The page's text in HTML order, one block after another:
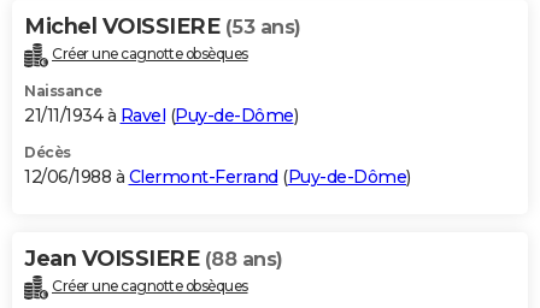
Michel VOISSIERE (53 ans)
Créer une cagnotte obsèques
Naissance
21/11/1934 à Ravel (Puy-de-Dôme)
Décès
12/06/1988 à Clermont-Ferrand (Puy-de-Dôme)
Jean VOISSIERE (88 ans)
Créer une cagnotte obsèques